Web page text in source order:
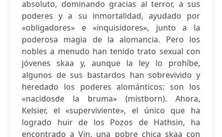
absoluto, dominando gracias al terror, a sus
poderes y a su inmortalidad, ayudado por
«obligadores» e «inquisidores», junto a la
poderosa magia de la alomancia. Pero los
nobles a menudo han tenido trato sexual con
jóvenes skaa y, aunque la ley lo prohíbe,
algunos de sus bastardos han sobrevivido y
heredado los poderes alománticos: son los
«nacidosde la bruma» (mistborn). Ahora,
Kelsier, el «superviviente», el único que ha
logrado huir de los Pozos de Hathsin, ha
encontrado a Vin, una pobre chica skaa con